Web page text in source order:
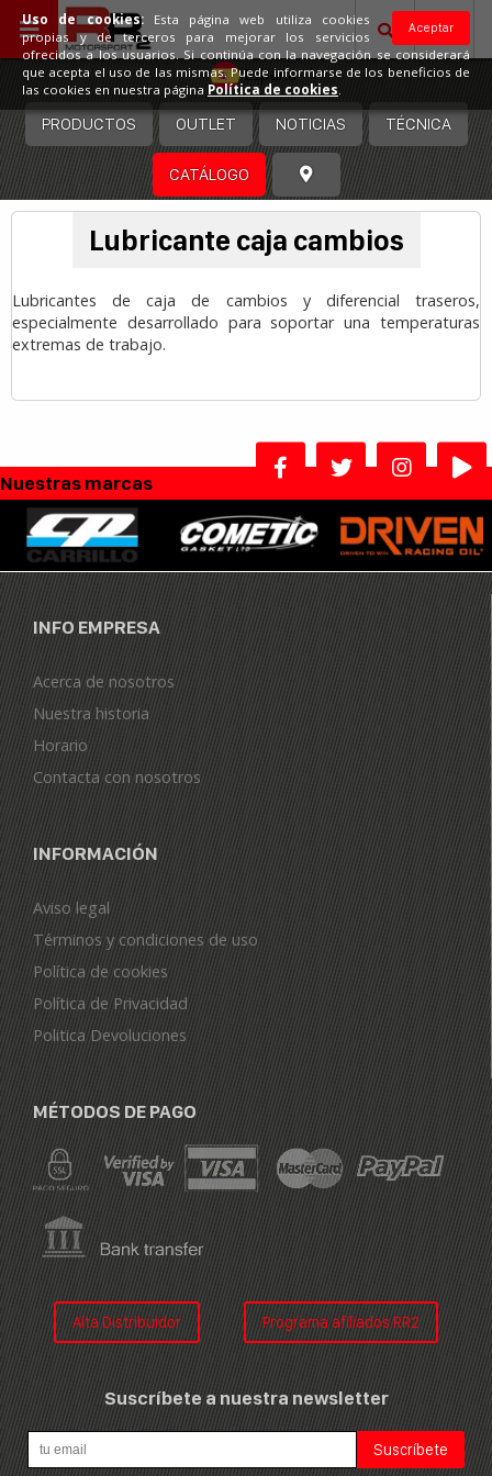
España
PRODUCTOS OUTLET NOTICIAS TÉCNICA
CATÁLOGO
Lubricante caja cambios
Lubricantes de caja de cambios y diferencial traseros,
especialmente desarrollado para soportar una temperaturas
extremas de trabajo.
Nuestras marcas
INFO EMPRESA
Acerca de nosotros
Nuestra historia
Horario
Contacta con nosotros
INFORMACIÓN
Aviso legal
Términos y condiciones de uso
Política de cookies
Política de Privacidad
Politica Devoluciones
MÉTODOS DE PAGO
Alta Distribuidor Programa afiliados RR2
Suscríbete a nuestra newsletter
Aceptar
Uso de cookies:Esta página web utiliza cookies
propias y de terceros para mejorar los servicios
ofrecidos a los usuarios. Si continúa con la navegación se considerará
que acepta el uso de las mismas. Puede informarse de los beneficios de
las cookies en nuestra página Política de cookies.